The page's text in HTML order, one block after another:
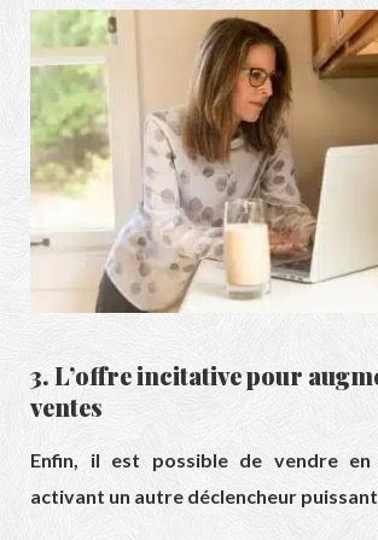
3. L’offre incitative pour
ventes
Enfin, il est possible de vendre en
activant un autre déclencheur